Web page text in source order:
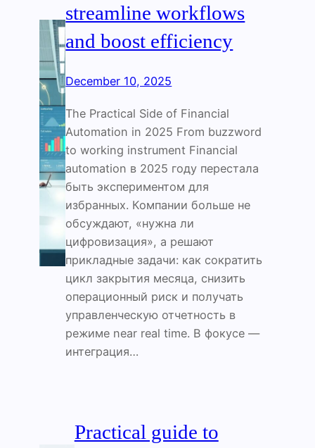
streamline workflows
and boost efficiency
December 10, 2025
The Practical Side of Financial
Automation in 2025 From buzzword
to working instrument Financial
automation в 2025 году перестала
быть экспериментом для
избранных. Компании больше не
обсуждают, «нужна ли
цифровизация», а решают
прикладные задачи: как сократить
цикл закрытия месяца, снизить
операционный риск и получать
управленческую отчетность в
режиме near real time. В фокусе —
интеграция…
Practical guide to